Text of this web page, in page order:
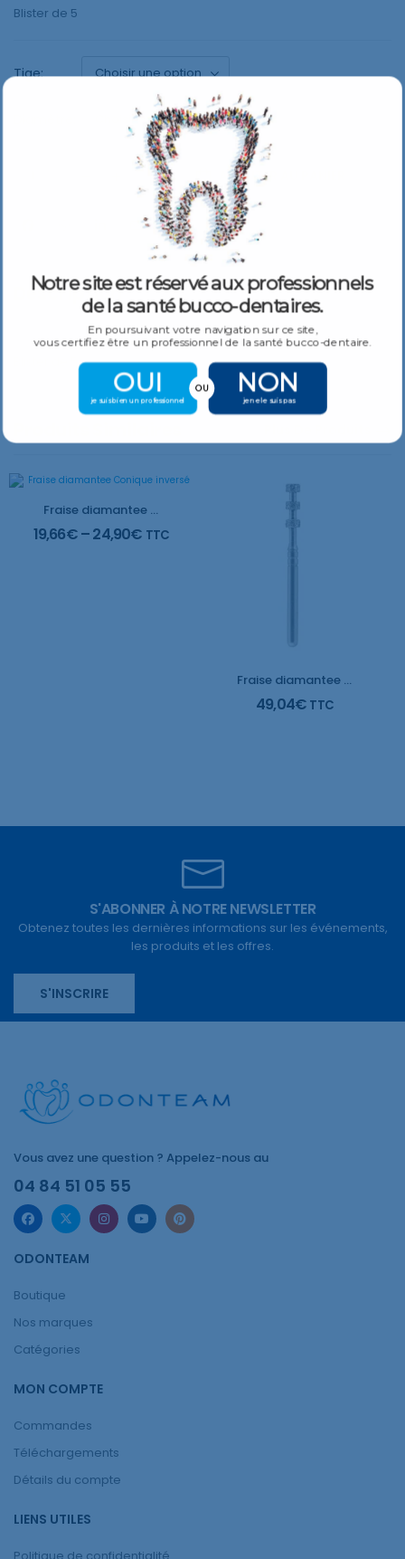
Blister de 5
Tige:
AJOUTER AU PANIER
Description Spécifications
Fraise diamantee Conique inversé
19,66€–24,90€ TTC
Fraise diamantee Marquage de profondeur
49,04€ TTC
S'ABONNER À NOTRE NEWSLETTER
Obtenez toutes les dernières informations sur les événements,
les produits et les offres.
S'INSCRIRE
Vous avez une question ? Appelez-nous au
04 84 51 05 55
ODONTEAM
Boutique
Nos marques
Catégories
MON COMPTE
Commandes
Téléchargements
Détails du compte
LIENS UTILES
Notre site est réservé aux professionnels
de la santé bucco-dentaires.
En poursuivant votre navigation sur ce site,
vous certifiez être un professionnel de la santé bucco-dentaire.
OUI
je suis bien un professionnel
NON
je ne le suis pas
OU